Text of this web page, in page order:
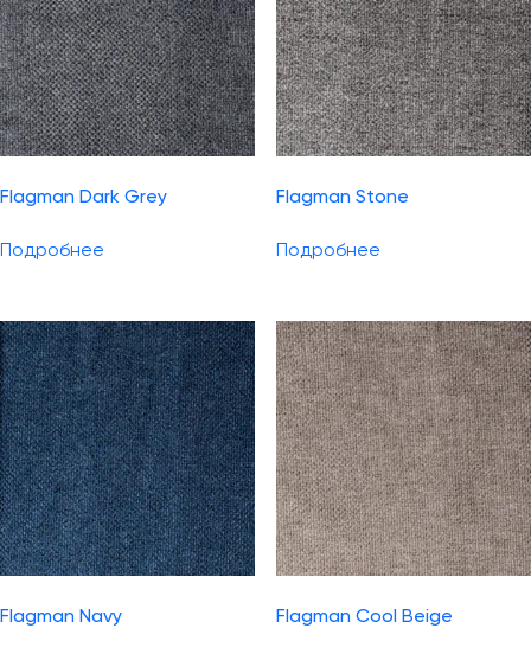
Flagman Dark Grey
Подробнее
Flagman Stone
Подробнее
Flagman Navy Flagman Cool Beige